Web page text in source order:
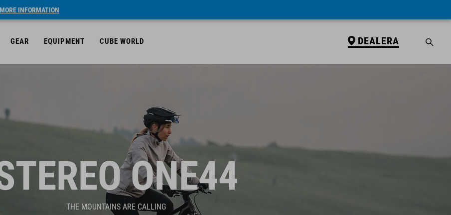
MORE INFORMATION
GEAR EQUIPMENT CUBE WORLD DEALERA
ONE44
THE MOUNTAINS ARE CALLING